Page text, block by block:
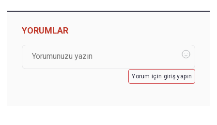
YORUMLAR
Yorum için giriş yapın